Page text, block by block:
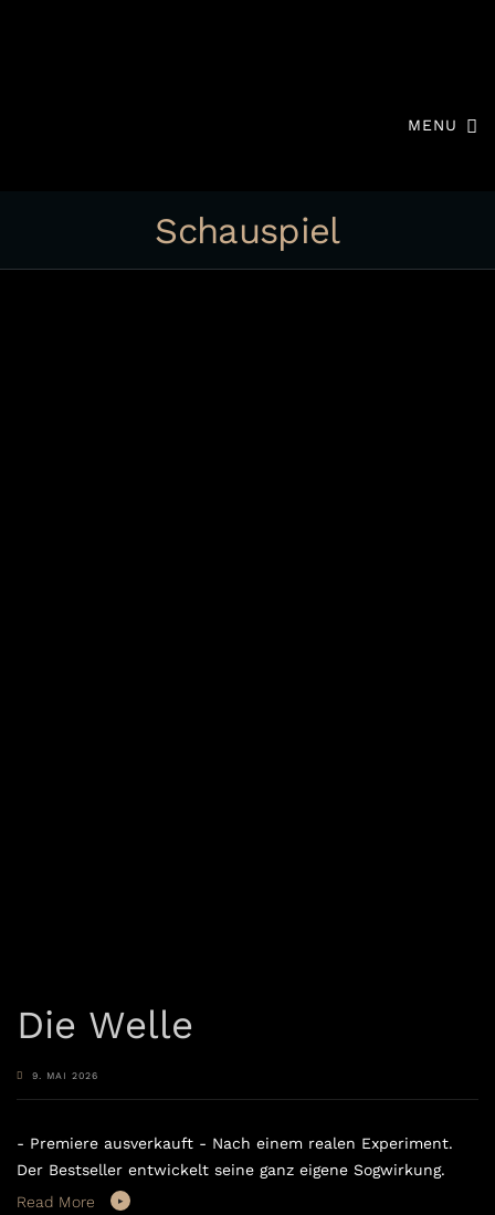
MENU
Schauspiel
Die Welle
9. MAI 2026
- Premiere ausverkauft - Nach einem realen Experiment.
Der Bestseller entwickelt seine ganz eigene Sogwirkung.
Read More